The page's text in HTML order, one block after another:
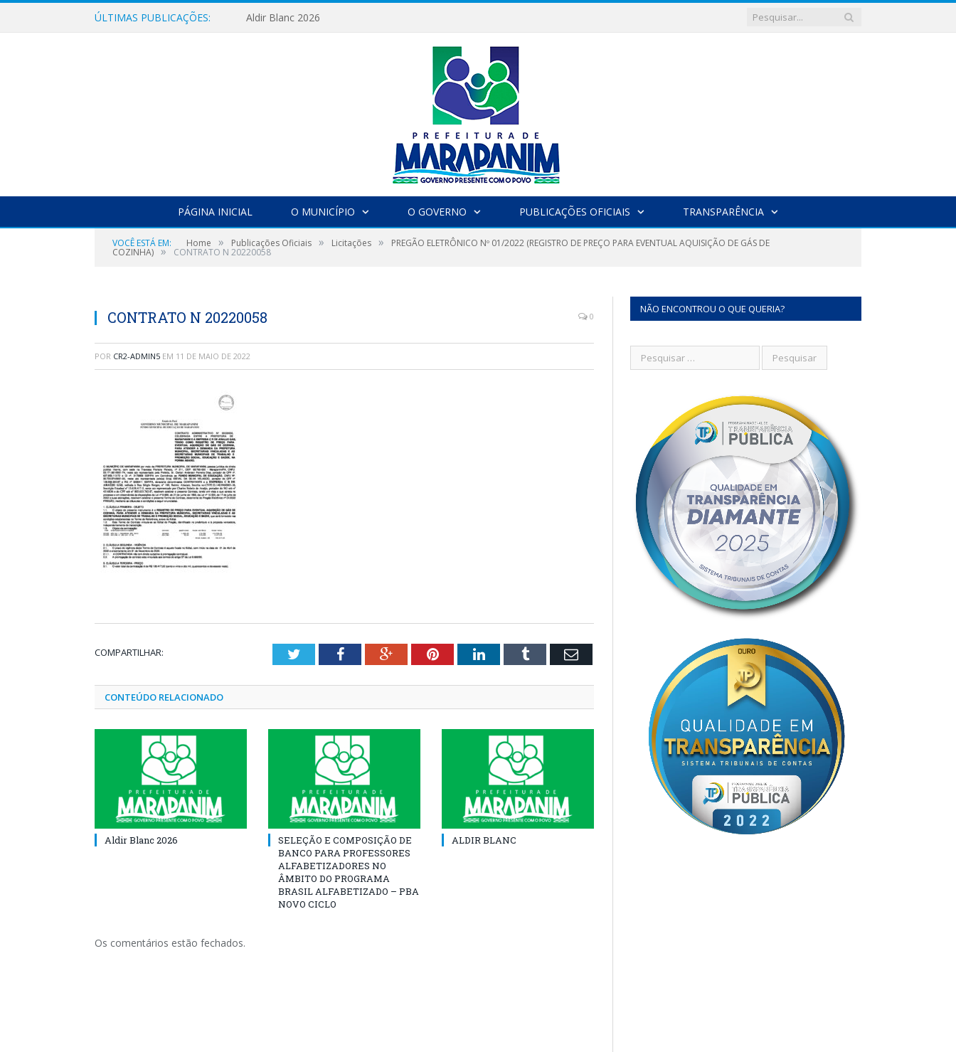
ÚLTIMAS PUBLICAÇÕES: Aldir Blanc 2026
PÁGINA INICIAL O MUNICÍPIO O GOVERNO PUBLICAÇÕES OFICIAIS TRANSPARÊNCIA
VOCÊ ESTÁ EM: Home » Publicações Oficiais » Licitações » PREGÃO ELETRÔNICO Nº 01/2022 (REGISTRO DE PREÇO PARA EVENTUAL AQUISIÇÃO DE GÁS DE
COZINHA) » CONTRATO N 20220058
CONTRATO N 20220058 0
POR CR2-ADMIN5 EM 11 DE MAIO DE 2022
COMPARTILHAR: TwitterFacebookGoogle+PinterestLinkedInTumblr Email
CONTEÚDO RELACIONADO
Aldir Blanc 2026
SELEÇÃO E COMPOSIÇÃO DE
BANCO PARA PROFESSORES
ALFABETIZADORES NO
ÂMBITO DO PROGRAMA
BRASIL ALFABETIZADO – PBA
NOVO CICLO
ALDIR BLANC
Os comentários estão fechados.
NÃO ENCONTROU O QUE QUERIA?